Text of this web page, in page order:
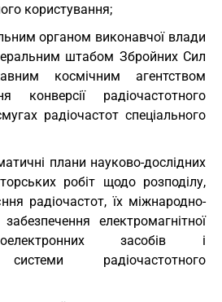
користування;
органом виконавчої влади
штабом Збройних Сил
космічним агентством
конверсії радіочастотного
радіочастот спеціального
плани науково-дослідних
робіт щодо розподілу,
радіочастот, їх міжнародно-
електромагнітної
засобів і
радіочастотного